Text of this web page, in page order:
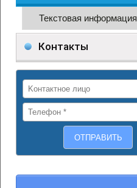
Текстовая информация
Контакты